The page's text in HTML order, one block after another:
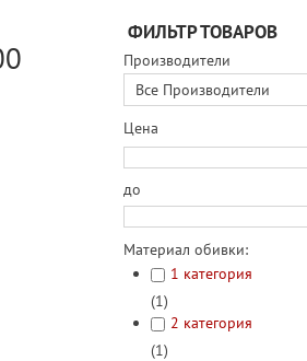
ФИЛЬТР ТОВАРОВ
Производители
Цена
до
Материал обивки:
1 категория
(1)
2 категория
(1)